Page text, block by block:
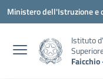
Vai ai contenuti
Vai al menu di navigazione
Vai al footer
Ministero dell'Istruzione e
Istituto